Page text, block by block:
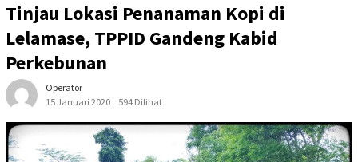
Tinjau Lokasi Penanaman Kopi di
Lelamase, TPPID Gandeng Kabid
Perkebunan
Operator
15 Januari 2020
594 Dilihat